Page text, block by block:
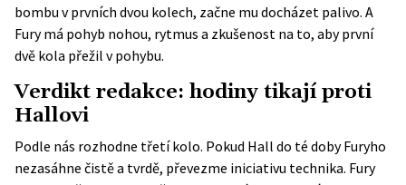
bombu v prvních dvou kolech, začne mu docházet palivo. A
Fury má pohyb nohou, rytmus a zkušenost na to, aby první
dvě kola přežil v pohybu.
Verdikt redakce: hodiny tikají proti
Hallovi
Podle nás rozhodne třetí kolo. Pokud Hall do té doby Furyho
nezasáhne čistě a tvrdě, převezme iniciativu technika. Fury